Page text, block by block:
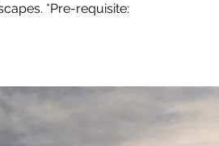
*Pre-requisite: